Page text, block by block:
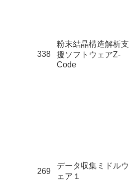
338
粉末結晶構造解析支
援ソフトウェアZ-
Code
269
データ収集ミドルウ
ェア１